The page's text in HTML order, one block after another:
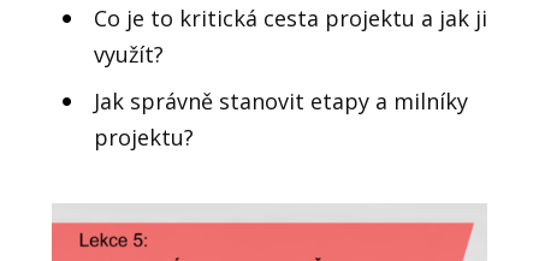
Co je to kritická cesta projektu a jak ji
využít?
Jak správně stanovit etapy a milníky
projektu?